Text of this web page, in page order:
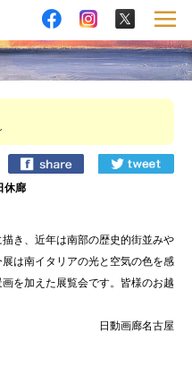
休廊
き、近年は南部の歴史的街並みや
は南イタリアの光と空気の色を感
を加えた展覧会です。皆様のお越
日動画廊名古屋